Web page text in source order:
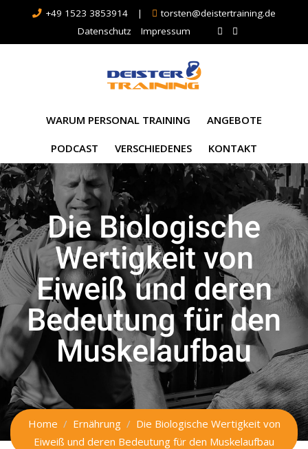
+49 1523 3853914 |
torsten@deistertraining.de
Datenschutz
Impressum
WARUM PERSONAL TRAINING ANGEBOTE
PODCAST VERSCHIEDENES KONTAKT
Die Biologische
Wertigkeit von
Eiweiß und deren
Bedeutung für den
Muskelaufbau
Home Ernährung
Die Biologische Wertigkeit von
Eiweiß und deren Bedeutung für den Muskelaufbau